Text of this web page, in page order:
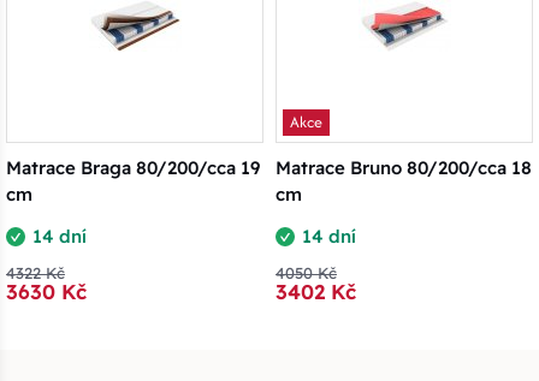
Matrace Braga 80/200/cca 19
cm
14 dní
4322 Kč
3630 Kč
Akce
Matrace Bruno 80/200/cca 18
cm
14 dní
4050 Kč
3402 Kč